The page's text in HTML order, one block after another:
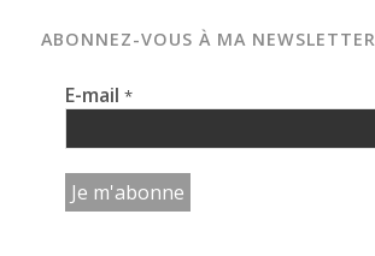
ABONNEZ-VOUS À MA NEWSLETTER
E-mail *